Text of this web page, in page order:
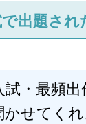
出題され
試・最頻出
せてく